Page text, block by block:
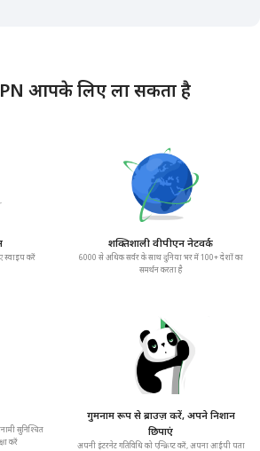
आपके लिए ला सकता है
स्वाइप करें
शक्तिशाली वीपीएन नेटवर्क
6000 से अधिक सर्वर के साथ दुनिया भर में 100+ देशों का
समर्थन करता है
सुनिश्चित
करें
गुमनाम रूप से ब्राउज़ करें, अपने निशान
छिपाएं
अपनी इंटरनेट गतिविधि को एन्क्रिप्ट करें, अपना आईपी पता